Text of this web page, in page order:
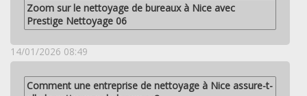
Zoom sur le nettoyage de bureaux à Nice avec
Prestige Nettoyage 06
14/01/2026 08:49
Comment une entreprise de nettoyage à Nice assure-t-